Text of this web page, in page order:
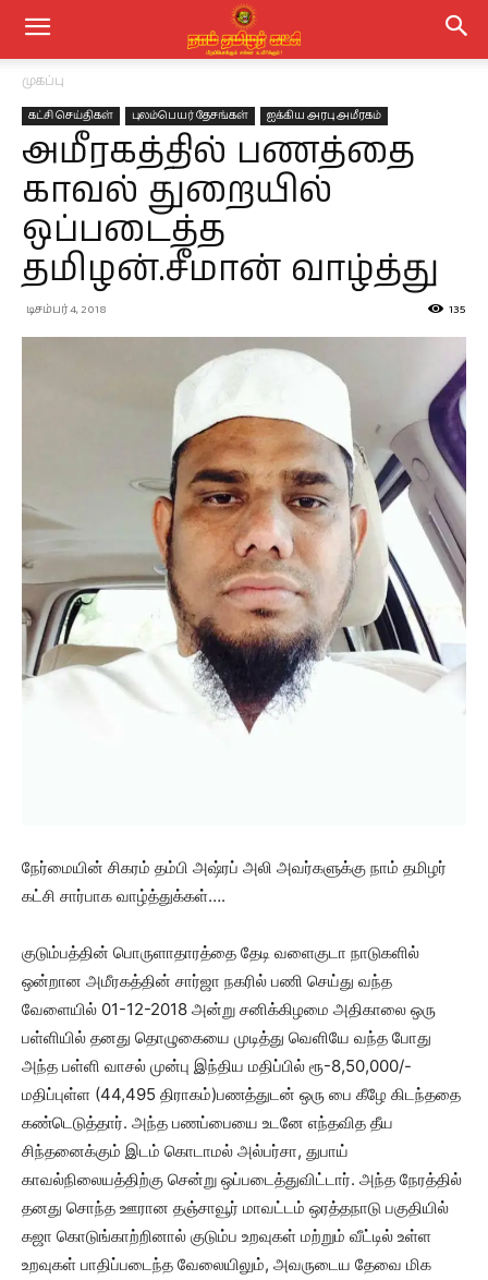
முகப்பு
கட்சி செய்திகள் புலம்பெயர் தேசங்கள் ஐக்கிய அரபு அமீரகம்
அமீரகத்தில் பணத்தை
காவல் துறையில்
ஒப்படைத்த
தமிழன்.சீமான் வாழ்த்து
டிசம்பர் 4, 2018 135
நேர்மையின் சிகரம் தம்பி அஷ்ரப் அலி அவர்களுக்கு நாம் தமிழர்
கட்சி சார்பாக வாழ்த்துக்கள்….
குடும்பத்தின் பொருளாதாரத்தை தேடி வளைகுடா நாடுகளில்
ஒன்றான அமீரகத்தின் சார்ஜா நகரில் பணி செய்து வந்த
வேளையில் 01-12-2018 அன்று சனிக்கிழமை அதிகாலை ஒரு
பள்ளியில் தனது தொழுகையை முடித்து வெளியே வந்த போது
அந்த பள்ளி வாசல் முன்பு இந்திய மதிப்பில் ரூ-8,50,000/-
மதிப்புள்ள (44,495 திராகம்)பணத்துடன் ஒரு பை கீழே கிடந்ததை
கண்டெடுத்தார். அந்த பணப்பையை உடனே எந்தவித தீய
சிந்தனைக்கும் இடம் கொடாமல் அல்பர்சா, துபாய்
காவல்நிலையத்திற்கு சென்று ஒப்படைத்துவிட்டார். அந்த நேரத்தில்
தனது சொந்த ஊரான தஞ்சாவூர் மாவட்டம் ஒரத்தநாடு பகுதியில்
கஜா கொடுங்காற்றினால் குடும்ப உறவுகள் மற்றும் வீட்டில் உள்ள
உறவுகள் பாதிப்படைந்த வேலையிலும், அவருடைய தேவை மிக